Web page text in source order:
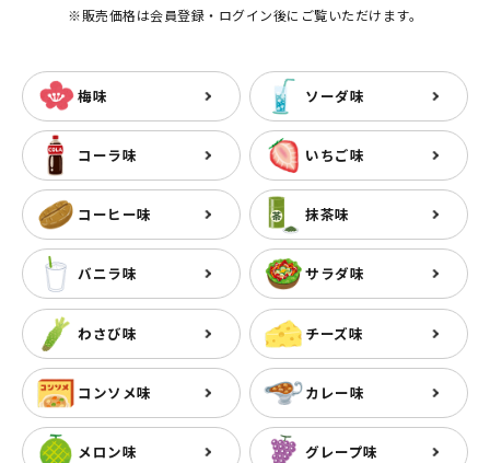
※販売価格は会員登録・ログイン後にご覧いただけます。
梅味 ソーダ味
コーラ味 いちご味
コーヒー味 抹茶味
バニラ味 サラダ味
わさび味 チーズ味
コンソメ味 カレー味
メロン味 グレープ味